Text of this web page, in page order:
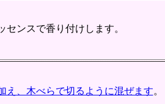
ンスで香り付けします。
え、木べらで切るように混ぜます。